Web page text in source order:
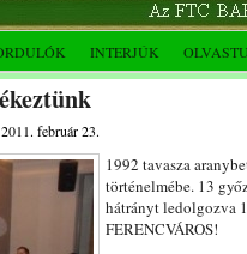
INTERJÚK
február 23.
1992 tavasza
történelmébe. 13
hátrányt ledolgozva
FERENCVÁROS!